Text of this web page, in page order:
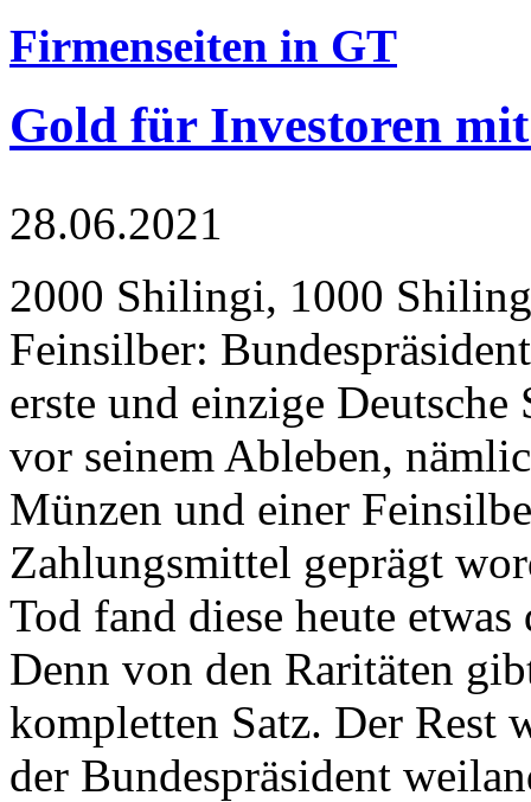
Firmenseiten in GT
Gold für Investoren
28.06.2021
2000 Shilingi, 1000
Feinsilber:
erste und einzige Deutsche
vor seinem Ableben,
Münzen und einer
Zahlungsmittel geprägt
Tod fand diese heute
Denn von den Raritäten
kompletten Satz. Der Rest
der Bundespräsident